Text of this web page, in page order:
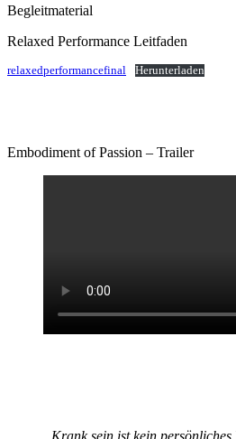
Begleitmaterial
Relaxed Performance Leitfaden
relaxedperformancefinal Herunterladen
Embodiment of Passion – Trailer
„Krank sein ist kein